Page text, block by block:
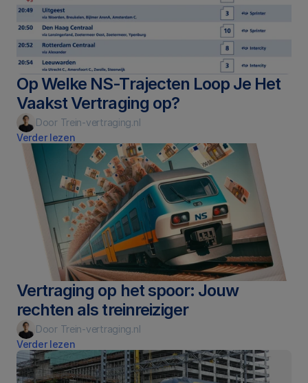
Op Welke NS-Trajecten Loop Je Het
Vaakst Vertraging op?
Door Trein-vertraging.nl
Verder lezen
Vertraging op het spoor: Jouw
rechten als treinreiziger
Door Trein-vertraging.nl
Verder lezen